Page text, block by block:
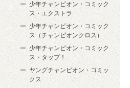
少年チャンピオン・コミック
ス・エクストラ
少年チャンピオン・コミック
ス（チャンピオンクロス）
少年チャンピオン・コミック
ス・タップ！
ヤングチャンピオン・コミッ
クス